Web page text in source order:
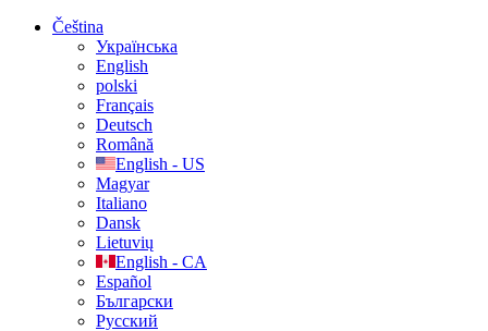
Čeština
Українська
English
polski
Français
Deutsch
Română
English - US
Magyar
Italiano
Dansk
Lietuvių
English - CA
Español
Български
Русский